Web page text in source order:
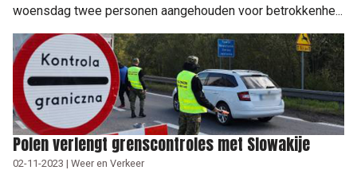
woensdag twee personen aangehouden voor betrokkenhe...
Polen verlengt grenscontroles met Slowakije
02-11-2023 | Weer en Verkeer